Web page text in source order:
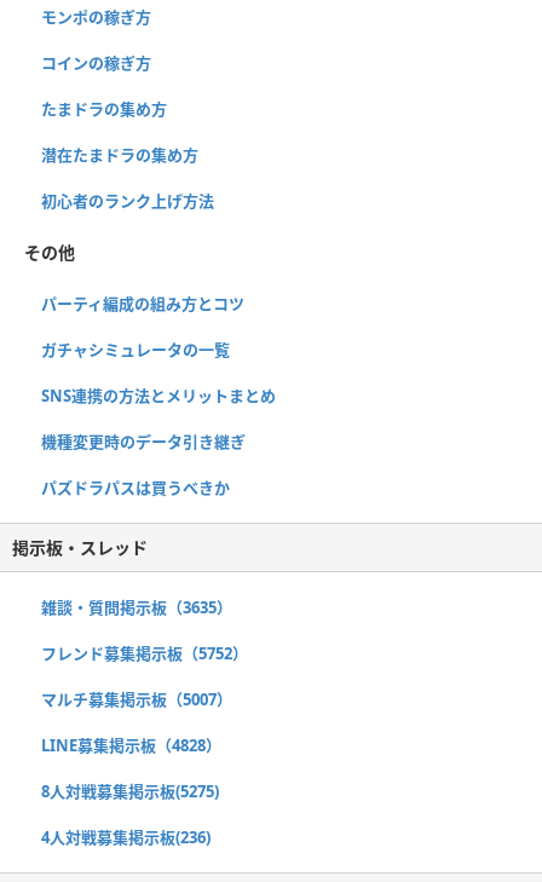
モンポの稼ぎ方
コインの稼ぎ方
たまドラの集め方
潜在たまドラの集め方
初心者のランク上げ方法
その他
パーティ編成の組み方とコツ
ガチャシミュレータの一覧
SNS連携の方法とメリットまとめ
機種変更時のデータ引き継ぎ
パズドラパスは買うべきか
掲示板・スレッド
雑談・質問掲示板（3635）
フレンド募集掲示板（5752）
マルチ募集掲示板（5007）
LINE募集掲示板（4828）
8人対戦募集掲示板(5275)
4人対戦募集掲示板(236)